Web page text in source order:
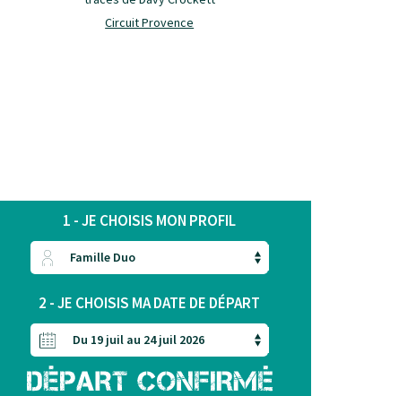
Circuit Provence
1 - JE CHOISIS MON PROFIL
2 - JE CHOISIS MA DATE DE DÉPART